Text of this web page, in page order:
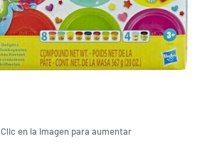
Clic en la imagen para aumentar